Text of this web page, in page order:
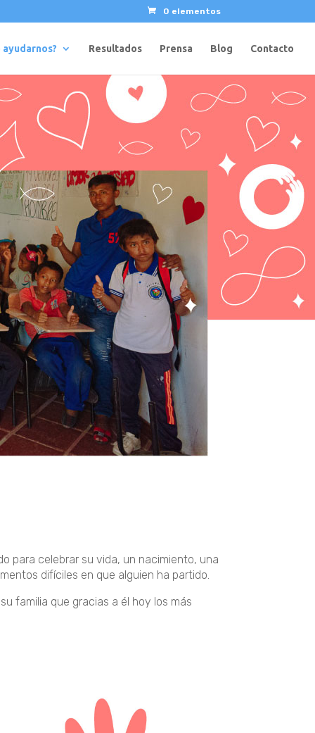
0 elementos
ayudarnos? Resultados Prensa Blog Contacto
para celebrar su vida, un nacimiento, una
difíciles en que alguien ha partido.
familia que gracias a él hoy los más